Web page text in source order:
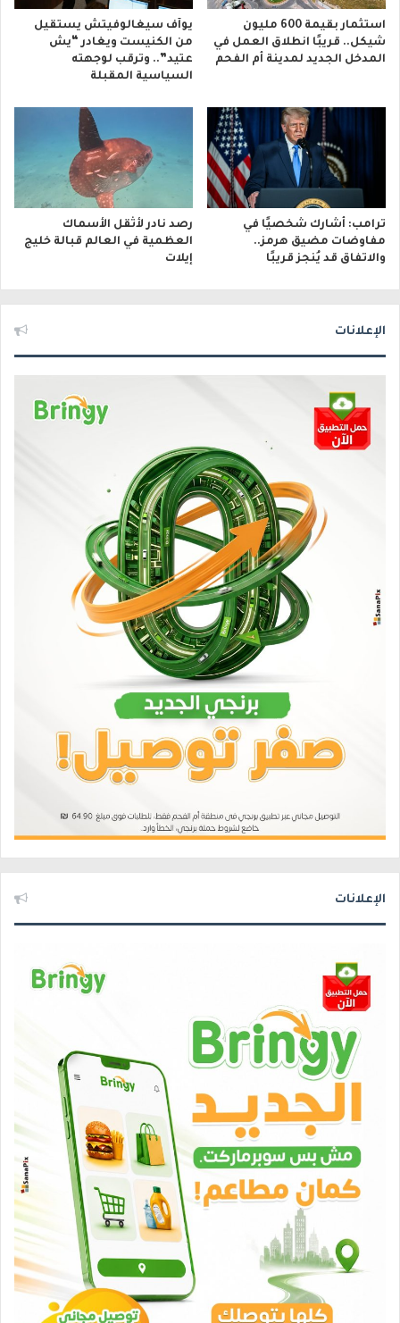
استثمار بقيمة 600 مليون
شيكل.. قريبًا انطلاق العمل في
المدخل الجديد لمدينة أم الفحم
يوآف سيغالوفيتش يستقيل
من الكنيست ويغادر “يش
عتيد”.. وترقب لوجهته
السياسية المقبلة
ترامب: أشارك شخصيًا في
مفاوضات مضيق هرمز..
والاتفاق قد يُنجز قريبًا
رصد نادر لأثقل الأسماك
العظمية في العالم قبالة خليج
إيلات
الإعلانات
الإعلانات